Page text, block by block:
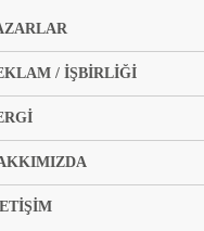
/ İŞBİRLİĞİ